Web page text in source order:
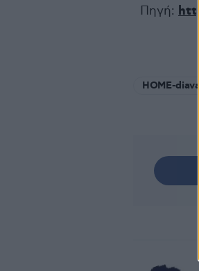
Πηγή:
HOME-